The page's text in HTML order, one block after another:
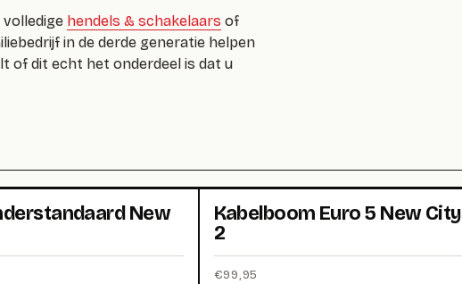
volledige hendels & schakelaars of
in de derde generatie helpen
of dit echt het onderdeel is dat u
New
Kabelboom Euro 5 New City
2
€99,95